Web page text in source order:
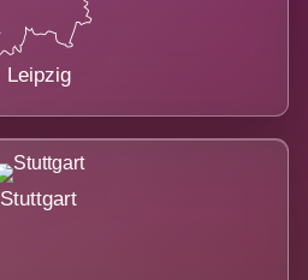
Leipzig
Stuttgart